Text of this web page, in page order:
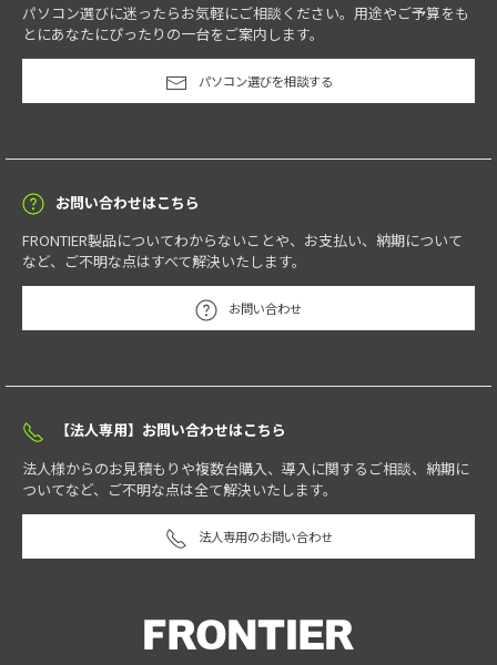
パソコン選びに迷ったらお気軽にご相談ください。用途やご予算をも
とにあなたにぴったりの一台をご案内します。
パソコン選びを相談する
お問い合わせはこちら
FRONTIER製品についてわからないことや、お支払い、納期について
など、ご不明な点はすべて解決いたします。
お問い合わせ
【法人専用】お問い合わせはこちら
法人様からのお見積もりや複数台購入、導入に関するご相談、納期に
ついてなど、ご不明な点は全て解決いたします。
法人専用のお問い合わせ